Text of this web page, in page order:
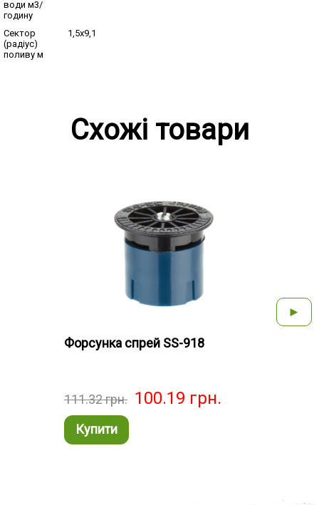
води м3/
годину
Сектор
(радіус)
поливу м
1,5х9,1
Схожі товари
Форсунка спрей SS-918
111.32грн. 100.19 грн.
Купити
►